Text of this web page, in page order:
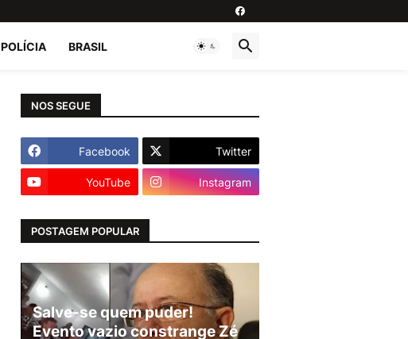
POLÍCIA BRASIL
NOS SEGUE
Facebook Twitter
YouTube Instagram
POSTAGEM POPULAR
Salve-se quem puder!
Evento vazio constrange Zé